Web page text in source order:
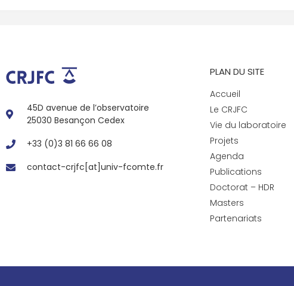
45D avenue de l’observatoire
25030 Besançon Cedex
+33 (0)3 81 66 66 08
contact-crjfc[at]univ-fcomte.fr
PLAN DU SITE
Accueil
Le CRJFC
Vie du laboratoire
Projets
Agenda
Publications
Doctorat – HDR
Masters
Partenariats